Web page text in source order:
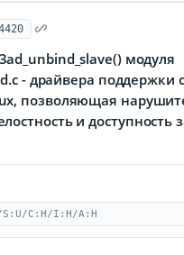
модуля
- драйвера поддержки
позволяющая
и
S:U/C:H/I:H/A:H